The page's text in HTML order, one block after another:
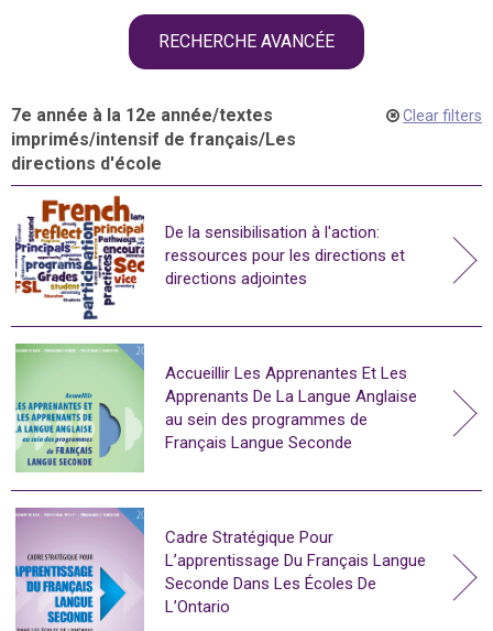
RECHERCHE AVANCÉE
7e année à la 12e année/textes
imprimés/intensif de français/Les
directions d'école
Clear filters
De la sensibilisation à l'action:
ressources pour les directions et
directions adjointes
Accueillir Les Apprenantes Et Les
Apprenants De La Langue Anglaise
au sein des programmes de
Français Langue Seconde
Cadre Stratégique Pour
L’apprentissage Du Français Langue
Seconde Dans Les Écoles De
L’Ontario